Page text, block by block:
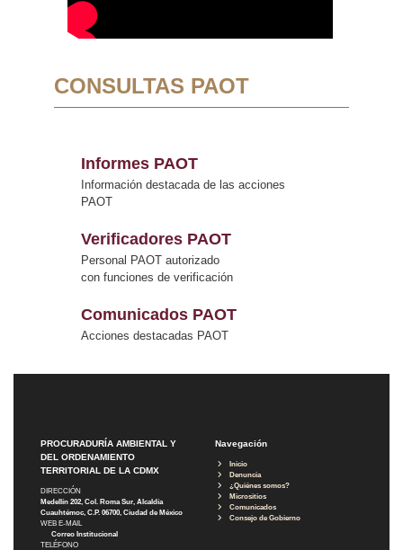
CONSULTAS PAOT
Informes PAOT
Información destacada de las acciones
PAOT
Verificadores PAOT
Personal PAOT autorizado
con funciones de verificación
Comunicados PAOT
Acciones destacadas PAOT
PROCURADURÍA AMBIENTAL Y
DEL ORDENAMIENTO
TERRITORIAL DE LA CDMX
DIRECCIÓN
Medellín 202, Col. Roma Sur, Alcaldía
Cuauhtémoc, C.P. 06700, Ciudad de México
WEB E-MAIL
Correo Institucional
TELÉFONO
Navegación
Inicio
Denuncia
¿Quiénes somos?
Micrositios
Comunicados
Consejo de Gobierno